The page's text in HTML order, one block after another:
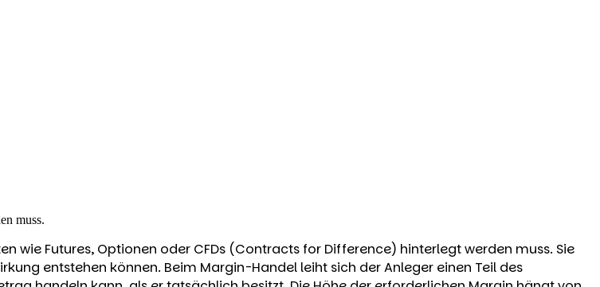
muss.
wie Futures, Optionen oder CFDs (Contracts for Difference) hinterlegt werden muss. Sie
entstehen können. Beim Margin-Handel leiht sich der Anleger einen Teil des